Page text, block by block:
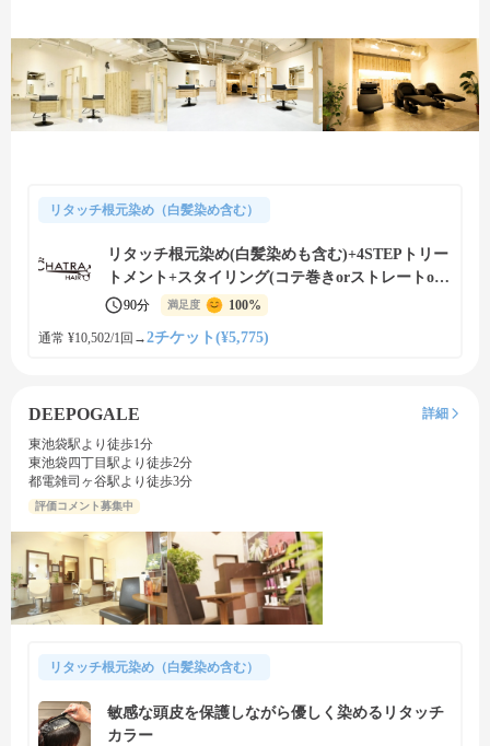
リタッチ根元染め（白髪染め含む）
リタッチ根元染め(白髪染めも含む)+4STEPトリー
トメント+スタイリング(コテ巻きorストレートor
ブロー)(=^・^=)
90分 満足度 100%
通常 ¥10,502/1回 →2チケット(¥5,775)
DEEPOGALE
詳細
東池袋駅より徒歩1分
東池袋四丁目駅より徒歩2分
都電雑司ヶ谷駅より徒歩3分
評価コメント募集中
リタッチ根元染め（白髪染め含む）
敏感な頭皮を保護しながら優しく染めるリタッチ
カラー